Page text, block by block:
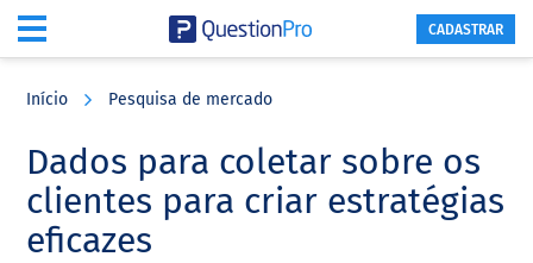
content
sidebar
CADASTRAR
Início Pesquisa de mercado
Dados para coletar sobre os
clientes para criar estratégias
eficazes